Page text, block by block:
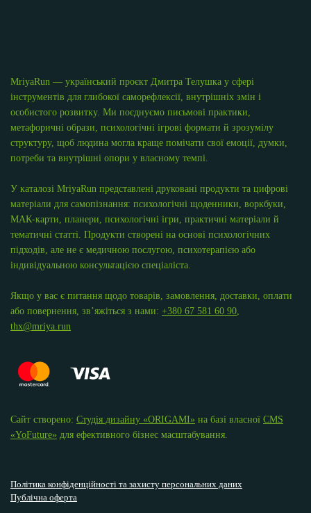
MriyaRun — український проєкт Дмитра Телушка у сфері
інструментів для глибокої саморефлексії, внутрішніх змін і
особистого розвитку. Ми поєднуємо письмові практики,
метафоричні образи, психологічні ігрові формати й зрозумілу
структуру, щоб людина могла краще помічати свої емоції, думки,
потреби та внутрішні опори у власному темпі.
У каталозі MriyaRun представлені друковані продукти та цифрові
матеріали для самопізнання: психологічні щоденники, воркбуки,
МАК-карти, планери, психологічні ігри, практичні матеріали й
тематичні статті. Продукти створені на основі психологічних
підходів, але не є медичною послугою, психотерапією або
індивідуальною консультацією спеціаліста.
Якщо у вас є питання щодо товарів, замовлення, доставки, оплати
або повернення, зв’яжіться з нами: +380 67 581 60 90,
thx@mriya.run
Сайт створено: Студія дизайну «ОRIGAMI» на базі власної CMS
«YoFuture» для ефективного бізнес масштабування.
Політика конфіденційності та захисту персональних даних
Публічна оферта